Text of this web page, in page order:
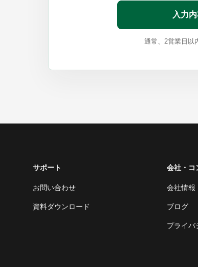
入力
通常、2営業日以
サポート
お問い合わせ
資料ダウンロード
会社・コ
会社情報
ブログ
プライバ